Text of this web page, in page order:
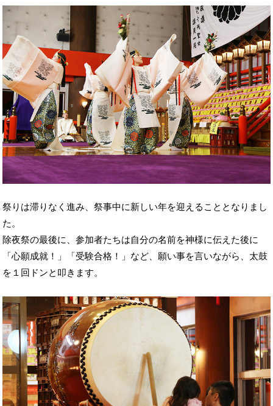
祭りは滞りなく進み、祭事中に新しい年を迎えることとなりまし
た。
除夜祭の最後に、参加者たちは自分の名前を神様に伝えた後に
「心願成就！」「受験合格！」など、願い事を言いながら、太鼓
を１回ドンと叩きます。